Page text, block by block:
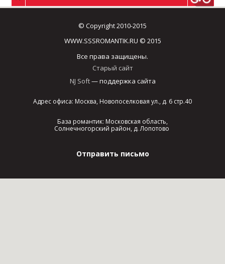
© Copyright 2010-2015
WWW.SSSROMANTIK.RU © 2015
Все права защищены.
Старый сайт
NJ Soft— поддержка сайта
Адрес офиса: Москва, Новопоселковая ул., д. 6 стр.40
База романтик: Московская область,
Солнечногорский район, д. Лопотово
Отправить письмо